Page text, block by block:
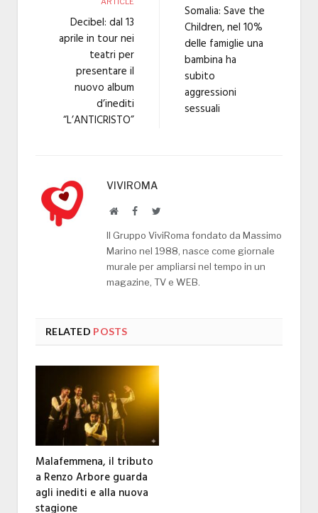
Decibel: dal 13
aprile in tour nei
teatri per
presentare il
nuovo album
d’inediti
“L’ANTICRISTO”
Somalia: Save the
Children, nel 10%
delle famiglie una
bambina ha
subito
aggressioni
sessuali
VIVIROMA
WebsiteFacebookTwitter
Il Gruppo ViviRoma fondato da Massimo
Marino nel 1988, nasce come giornale
murale per ampliarsi nel tempo in un
magazine, TV e WEB.
RELATED POSTS
Malafemmena, il tributo
a Renzo Arbore guarda
agli inediti e alla nuova
stagione